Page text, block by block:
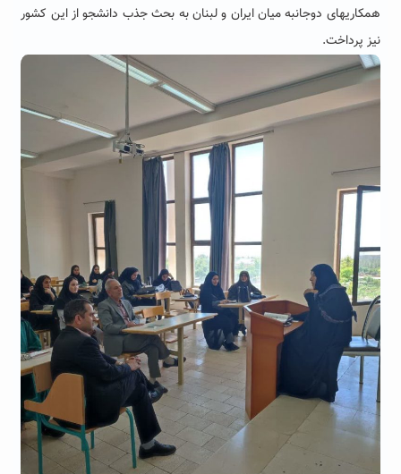
همکاریهای دوجانبه میان ایران و لبنان به بحث جذب دانشجو از این کشور
نیز پرداخت.